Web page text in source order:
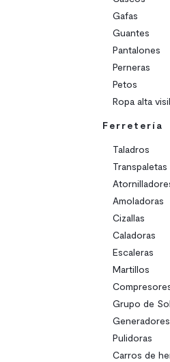
Gafas
Guantes
Pantalones
Perneras
Petos
Ropa alta
Ferretería
Taladros
Transpaletas
Amoladoras
Cizallas
Caladoras
Escaleras
Martillos
Grupo de
Generadores
Pulidoras
Carros de